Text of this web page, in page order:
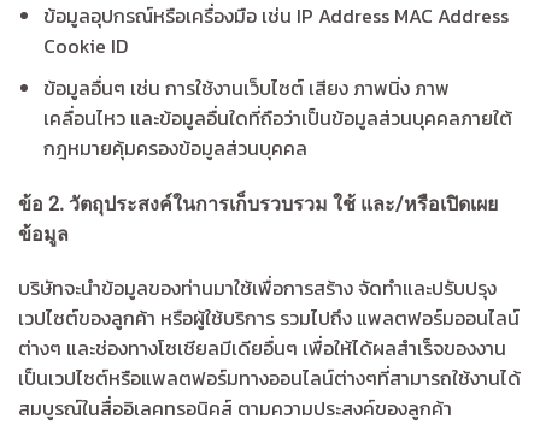
ข้อมูลอุปกรณ์หรือเครื่องมือ เช่น IP Address MAC Address
Cookie ID
ข้อมูลอื่นๆ เช่น การใช้งานเว็บไซต์ เสียง ภาพนิ่ง ภาพ
เคลื่อนไหว และข้อมูลอื่นใดที่ถือว่าเป็นข้อมูลส่วนบุคคลภายใต้
กฎหมายคุ้มครองข้อมูลส่วนบุคคล
ข้อ 2. วัตถุประสงค์ในการเก็บรวบรวม ใช้ และ/หรือเปิดเผย
ข้อมูล
บริษัทจะนำข้อมูลของท่านมาใช้เพื่อการสร้าง จัดทำและปรับปรุง
เวปไซต์ของลูกค้า หรือผู้ใช้บริการ รวมไปถึง แพลตฟอร์มออนไลน์
ต่างๆ และช่องทางโซเชียลมีเดียอื่นๆ เพื่อให้ได้ผลสำเร็จของงาน
เป็นเวปไซต์หรือแพลตฟอร์มทางออนไลน์ต่างๆที่สามารถใช้งานได้
สมบูรณ์ในสื่ออิเลคทรอนิคส์ ตามความประสงค์ของลูกค้า